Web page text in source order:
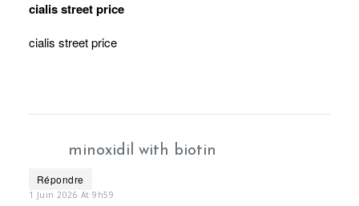
cialis street price
cialis street price
minoxidil with biotin
Répondre
1 Juin 2026 At 9h59